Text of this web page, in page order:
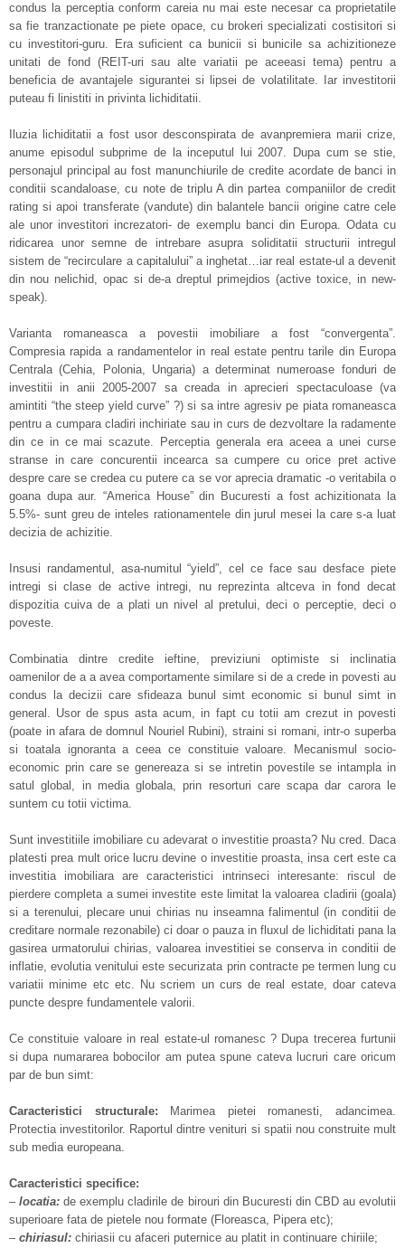
condus la perceptia conform careia nu mai este necesar ca proprietatile
sa fie tranzactionate pe piete opace, cu brokeri specializati costisitori si
cu investitori-guru. Era suficient ca bunicii si bunicile sa achizitioneze
unitati de fond (REIT-uri sau alte variatii pe aceeasi tema) pentru a
beneficia de avantajele sigurantei si lipsei de volatilitate. Iar investitorii
puteau fi linistiti in privinta lichiditatii.
Iluzia lichiditatii a fost usor desconspirata de avanpremiera marii crize,
anume episodul subprime de la inceputul lui 2007. Dupa cum se stie,
personajul principal au fost manunchiurile de credite acordate de banci in
conditii scandaloase, cu note de triplu A din partea companiilor de credit
rating si apoi transferate (vandute) din balantele bancii origine catre cele
ale unor investitori increzatori- de exemplu banci din Europa. Odata cu
ridicarea unor semne de intrebare asupra soliditatii structurii intregul
sistem de “recirculare a capitalului” a inghetat…iar real estate-ul a devenit
din nou nelichid, opac si de-a dreptul primejdios (active toxice, in new-
speak).
Varianta romaneasca a povestii imobiliare a fost “convergenta”.
Compresia rapida a randamentelor in real estate pentru tarile din Europa
Centrala (Cehia, Polonia, Ungaria) a determinat numeroase fonduri de
investitii in anii 2005-2007 sa creada in aprecieri spectaculoase (va
amintiti “the steep yield curve” ?) si sa intre agresiv pe piata romaneasca
pentru a cumpara cladiri inchiriate sau in curs de dezvoltare la radamente
din ce in ce mai scazute. Perceptia generala era aceea a unei curse
stranse in care concurentii incearca sa cumpere cu orice pret active
despre care se credea cu putere ca se vor aprecia dramatic -o veritabila o
goana dupa aur. “America House” din Bucuresti a fost achizitionata la
5.5%- sunt greu de inteles rationamentele din jurul mesei la care s-a luat
decizia de achizitie.
Insusi randamentul, asa-numitul “yield”, cel ce face sau desface piete
intregi si clase de active intregi, nu reprezinta altceva in fond decat
dispozitia cuiva de a plati un nivel al pretului, deci o perceptie, deci o
poveste.
Combinatia dintre credite ieftine, previziuni optimiste si inclinatia
oamenilor de a a avea comportamente similare si de a crede in povesti au
condus la decizii care sfideaza bunul simt economic si bunul simt in
general. Usor de spus asta acum, in fapt cu totii am crezut in povesti
(poate in afara de domnul Nouriel Rubini), straini si romani, intr-o superba
si toatala ignoranta a ceea ce constituie valoare. Mecanismul socio-
economic prin care se genereaza si se intretin povestile se intampla in
satul global, in media globala, prin resorturi care scapa dar carora le
suntem cu totii victima.
Sunt investitiile imobiliare cu adevarat o investitie proasta? Nu cred. Daca
platesti prea mult orice lucru devine o investitie proasta, insa cert este ca
investitia imobiliara are caracteristici intrinseci interesante: riscul de
pierdere completa a sumei investite este limitat la valoarea cladirii (goala)
si a terenului, plecare unui chirias nu inseamna falimentul (in conditii de
creditare normale rezonabile) ci doar o pauza in fluxul de lichiditati pana la
gasirea urmatorului chirias, valoarea investitiei se conserva in conditii de
inflatie, evolutia venitului este securizata prin contracte pe termen lung cu
variatii minime etc etc. Nu scriem un curs de real estate, doar cateva
puncte despre fundamentele valorii.
Ce constituie valoare in real estate-ul romanesc ? Dupa trecerea furtunii
si dupa numararea bobocilor am putea spune cateva lucruri care oricum
par de bun simt:
Caracteristici structurale: Marimea pietei romanesti, adancimea.
Protectia investitorilor. Raportul dintre venituri si spatii nou construite mult
sub media europeana.
Caracteristici specifice:
–locatia: de exemplu cladirile de birouri din Bucuresti din CBD au evolutii
superioare fata de pietele nou formate (Floreasca, Pipera etc);
– chiriasul: chiriasii cu afaceri puternice au platit in continuare chiriile;